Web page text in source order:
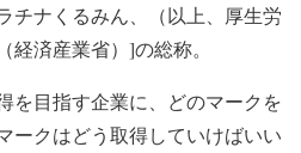
チナくるみん、（以上、厚生労
済産業省）]の総称。
を目指す企業に、どのマークを
ークはどう取得していけばいい